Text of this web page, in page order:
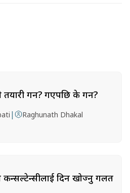
गर्ने? गएपछि के गर्ने?
| Raghunath Dhakal
कन्सल्टेन्सीलाई दिन खोज्नु गलत